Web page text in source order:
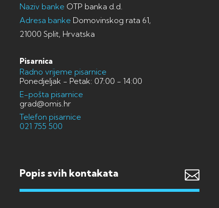
Naziv banke OTP banka d.d.
Adresa banke Domovinskog rata 61,
21000 Split, Hrvatska
Pisarnica
Radno vrijeme pisarnice
Ponedjeljak - Petak: 07:00 - 14:00
E-pošta pisarnice
grad@omis.hr
Telefon pisarnice
021 755 500
Popis svih kontakata